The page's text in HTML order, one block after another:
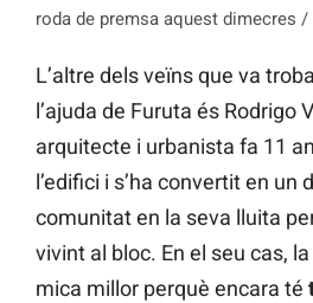
roda de premsa aquest dimecres /
L’altre dels veïns que va
l’ajuda de Furuta és Rodrigo
arquitecte i urbanista fa 11
l’edifici i s’ha convertit en un
comunitat en la seva lluita
vivint al bloc. En el seu cas,
mica millor perquè encara té